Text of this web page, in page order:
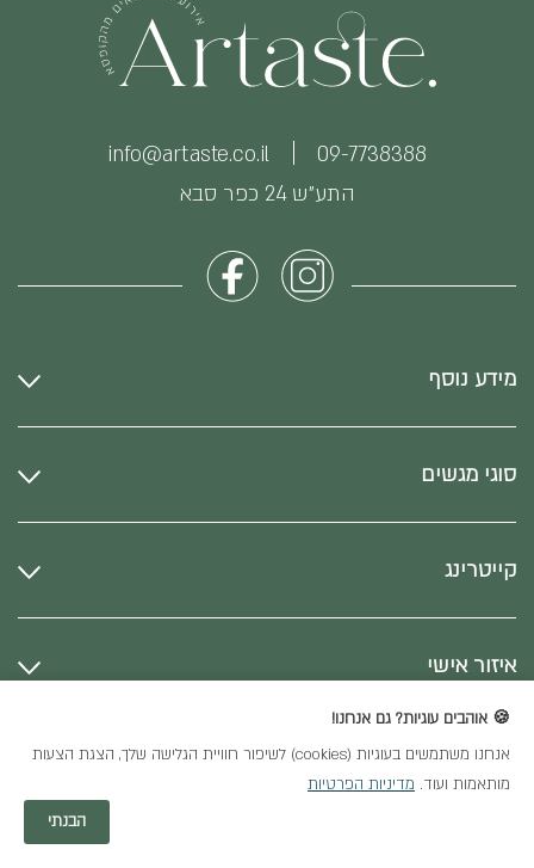
התע״ש 24 כפר סבא
09-7738388
info@artaste.co.il
מידע נוסף
סוגי מגשים
קייטרינג
איזור אישי
כל הזכויות שמורות
🍪 אוהבים עוגיות? גם אנחנו!
אנחנו משתמשים בעוגיות (cookies) לשיפור חוויית הגלישה שלך, הצגת הצעות
מותאמות ועוד. מדיניות הפרטיות
הבנתי